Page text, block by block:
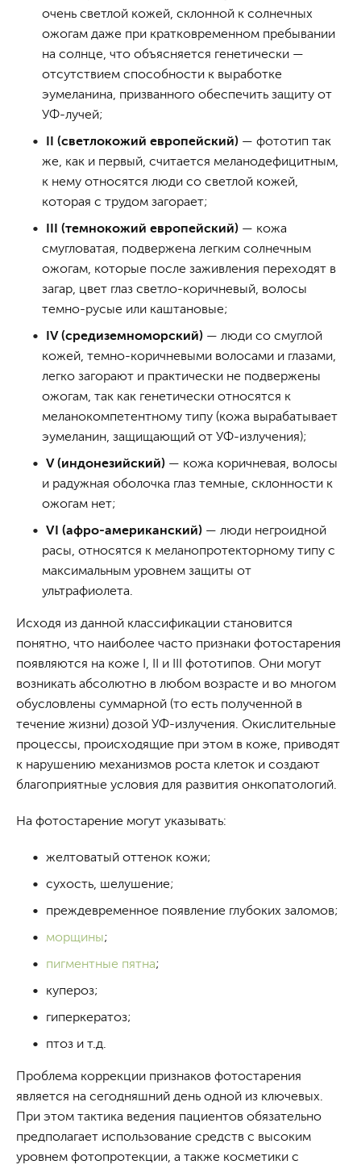
очень светлой кожей, склонной к солнечных
ожогам даже при кратковременном пребывании
на солнце, что объясняется генетически —
отсутствием способности к выработке
эумеланина, призванного обеспечить защиту от
УФ-лучей;
II (светлокожий европейский) — фототип так
же, как и первый, считается меланодефицитным,
к нему относятся люди со светлой кожей,
которая с трудом загорает;
III (темнокожий европейский) — кожа
смугловатая, подвержена легким солнечным
ожогам, которые после заживления переходят в
загар, цвет глаз светло-коричневый, волосы
темно-русые или каштановые;
IV (средиземноморский) — люди со смуглой
кожей, темно-коричневыми волосами и глазами,
легко загорают и практически не подвержены
ожогам, так как генетически относятся к
меланокомпетентному типу (кожа вырабатывает
эумеланин, защищающий от УФ-излучения);
V (индонезийский) — кожа коричневая, волосы
и радужная оболочка глаз темные, склонности к
ожогам нет;
VI (афро-американский) — люди негроидной
расы, относятся к меланопротекторному типу с
максимальным уровнем защиты от
ультрафиолета.
Исходя из данной классификации становится
понятно, что наиболее часто признаки фотостарения
появляются на коже I, II и III фототипов. Они могут
возникать абсолютно в любом возрасте и во многом
обусловлены суммарной (то есть полученной в
течение жизни) дозой УФ-излучения. Окислительные
процессы, происходящие при этом в коже, приводят
к нарушению механизмов роста клеток и создают
благоприятные условия для развития онкопатологий.
На фотостарение могут указывать:
желтоватый оттенок кожи;
сухость, шелушение;
преждевременное появление глубоких заломов;
морщины;
пигментные пятна;
купероз;
гиперкератоз;
птоз и т.д.
Проблема коррекции признаков фотостарения
является на сегодняшний день одной из ключевых.
При этом тактика ведения пациентов обязательно
предполагает использование средств с высоким
уровнем фотопротекции, а также косметики с